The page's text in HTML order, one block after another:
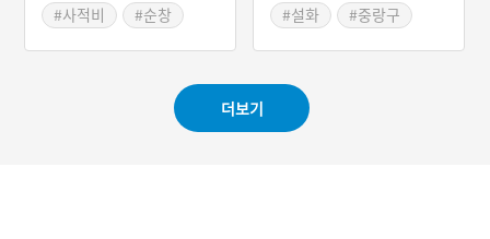
대사와 함께 낡은 건물을 고
쳐 새로 세웠다는 내용을 확
인할 수 있다. 만일사는 이
라며 무학대사가 만일 동안
기도했다고 해서 붙여진 이
름이다. 만일사비는 백제시
#사적비
#순창
그 산을 태봉산이라고 했다.
요즘 사람들은 태봉에 대해
서 잘 모른다. 면목동 일대
소유였고, 그 근처의 동네의
길이 좁은 이유는 일제강점
기에 일본인들이 구획정리
#설화
#중랑구
더보기